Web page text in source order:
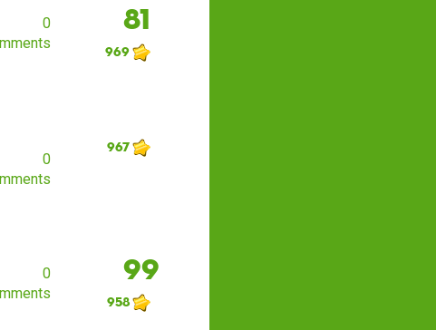
0
81
969
0
967
0
99
958